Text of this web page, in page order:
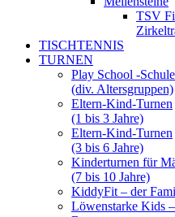
TSV
TISCHTENNIS
TURNEN
Play School -
(div. Altersgruppen)
Eltern-Kind-Turnen
(1 bis 3 Jahre)
Eltern-Kind-Turnen
(3 bis 6 Jahre)
Kinderturnen für
(7 bis 10 Jahre)
KiddyFit – der
Löwenstarke Kids